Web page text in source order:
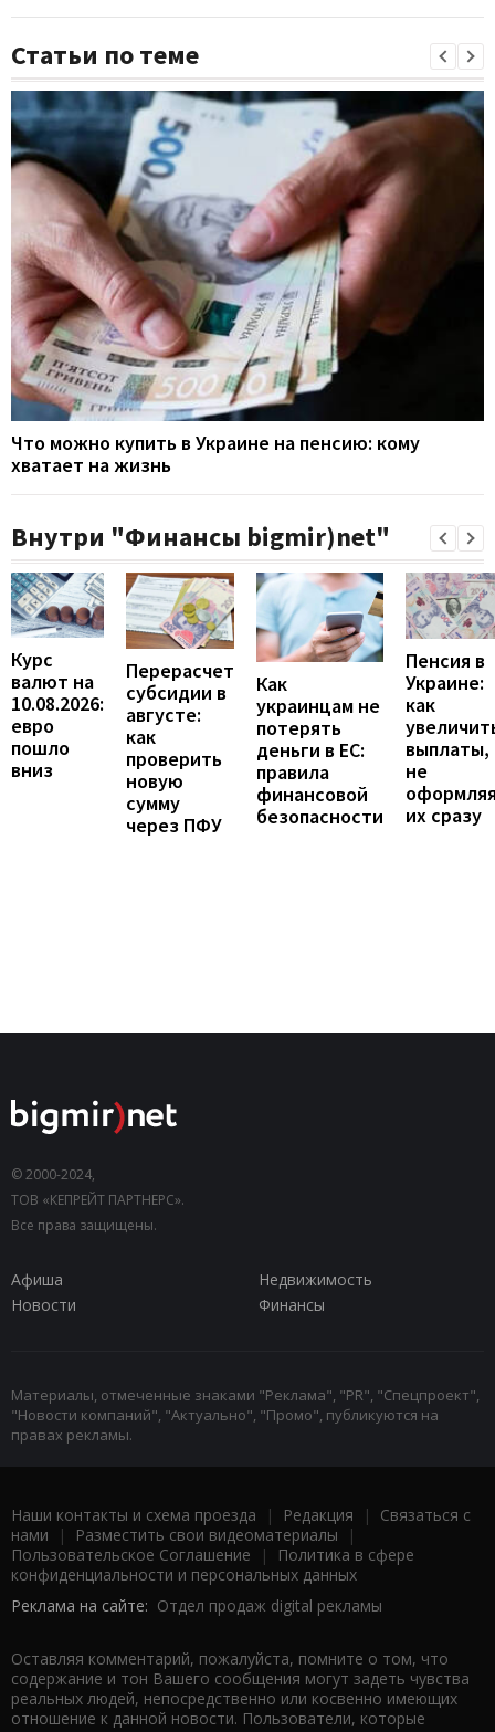
Статьи по теме
Что можно купить в Украине на пенсию: кому
хватает на жизнь
Внутри "Финансы bigmir)net"
Курс
валют на
10.08.2026:
евро
пошло
вниз
Перерасчет
субсидии в
августе:
как
проверить
новую
сумму
через ПФУ
Как
украинцам не
потерять
деньги в ЕС:
правила
финансовой
безопасности
Пенсия в
Украине:
как
выплаты,
не
их сразу
© 2000-2024,
ТОВ «КЕПРЕЙТ ПАРТНЕРС».
Все права защищены.
Афиша
Недвижимость
Новости
Финансы
Материалы, отмеченные знаками "Реклама", "PR", "Спецпроект",
"Новости компаний", "Актуально", "Промо", публикуются на
правах рекламы.
Наши контакты и схема проезда | Редакция | Связаться с
нами | Разместить свои видеоматериалы |
Пользовательское Соглашение |
Политика в сфере
конфиденциальности и персональных данных
Реклама на сайте: Отдел продаж digital рекламы
Оставляя комментарий, пожалуйста, помните о том, что
содержание и тон Вашего сообщения могут задеть чувства
реальных людей, непосредственно или косвенно имеющих
отношение к данной новости. Пользователи, которые